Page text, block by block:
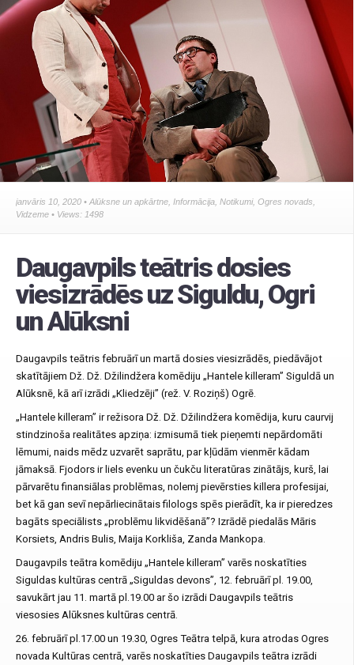
janvāris 10, 2020 • Alūksne un apkārtne, Informācija, Notikumi, Ogres novads,
Vidzeme • Views: 1498
Daugavpils teātris dosies
viesizrādēs uz Siguldu, Ogri
un Alūksni
Daugavpils teātris februārī un martā dosies viesizrādēs, piedāvājot
skatītājiem Dž. Dž. Džilindžera komēdiju „Hantele killeram” Siguldā un
Alūksnē, kā arī izrādi „Kliedzēji” (rež. V. Roziņš) Ogrē.
„Hantele killeram” ir režisora Dž. Dž. Džilindžera komēdija, kuru caurvij
stindzinoša realitātes apziņa: izmisumā tiek pieņemti nepārdomāti
lēmumi, naids mēdz uzvarēt saprātu, par kļūdām vienmēr kādam
jāmaksā. Fjodors ir liels evenku un čukču literatūras zinātājs, kurš, lai
pārvarētu finansiālas problēmas, nolemj pievērsties killera profesijai,
bet kā gan sevī nepārliecinātais filologs spēs pierādīt, ka ir pieredzes
bagāts speciālists „problēmu likvidēšanā”? Izrādē piedalās Māris
Korsiets, Andris Bulis, Maija Korkliša, Zanda Mankopa.
Daugavpils teātra komēdiju „Hantele killeram” varēs noskatīties
Siguldas kultūras centrā „Siguldas devons”, 12. februārī pl. 19.00,
savukārt jau 11. martā pl.19.00 ar šo izrādi Daugavpils teātris
viesosies Alūksnes kultūras centrā.
26. februārī pl.17.00 un 19.30, Ogres Teātra telpā, kura atrodas Ogres
novada Kultūras centrā, varēs noskatīties Daugavpils teātra izrādi